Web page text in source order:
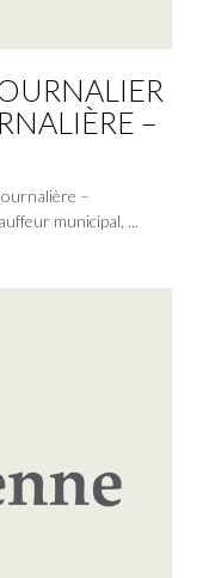
–
–
municipal, ...